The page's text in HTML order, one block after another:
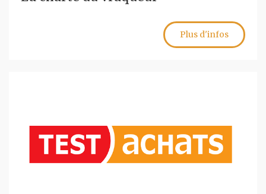
Plus d'infos